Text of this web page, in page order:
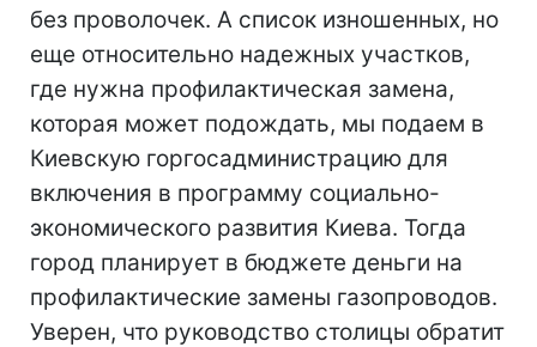
без проволочек. А список изношенных, но
еще относительно надежных участков,
где нужна профилактическая замена,
которая может подождать, мы подаем в
Киевскую горгосадминистрацию для
включения в программу социально-
экономического развития Киева. Тогда
город планирует в бюджете деньги на
профилактические замены газопроводов.
Уверен, что руководство столицы обратит